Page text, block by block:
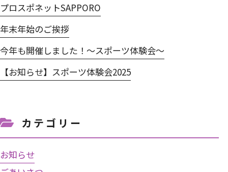
プロスポネットSAPPORO
年末年始のご挨拶
今年も開催しました！～スポーツ体験会～
【お知らせ】スポーツ体験会2025
カテゴリー
お知らせ